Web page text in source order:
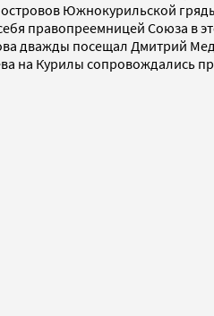
Южнокурильской
правопреемницей Союза в
дважды посещал Дмитрий
на Курилы сопровождались